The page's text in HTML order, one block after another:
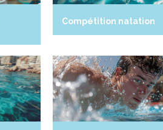
Compétition natation